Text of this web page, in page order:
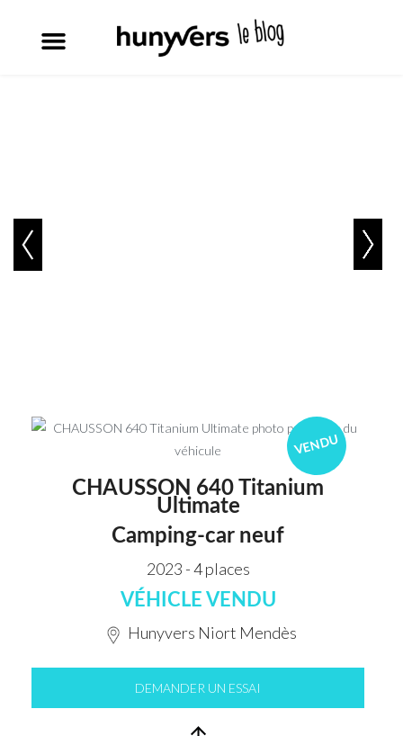
VENDU
CHAUSSON 640 Titanium
Ultimate
Camping-car neuf
2023 - 4 places
VÉHICLE VENDU
Hunyvers Niort Mendès
DEMANDER UN ESSAI